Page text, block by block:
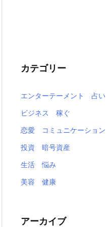
カテゴリー
エンターテーメント 占い
ビジネス 稼ぐ
恋愛 コミュニケーション
投資 暗号資産
生活 悩み
美容 健康
アーカイブ